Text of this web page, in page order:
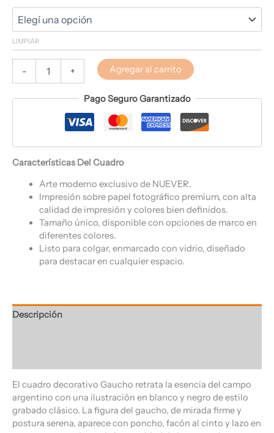
LIMPIAR
- + Agregar al carrito
Pago Seguro Garantizado
Características Del Cuadro
Arte moderno exclusivo de NUEVER.
Impresión sobre papel fotográfico premium, con alta
calidad de impresión y colores bien definidos.
Tamaño único, disponible con opciones de marco en
diferentes colores.
Listo para colgar, enmarcado con vidrio, diseñado
para destacar en cualquier espacio.
Descripción
El cuadro decorativo Gaucho retrata la esencia del campo
argentino con una ilustración en blanco y negro de estilo
grabado clásico. La figura del gaucho, de mirada firme y
postura serena, aparece con poncho, facón al cinto y lazo en